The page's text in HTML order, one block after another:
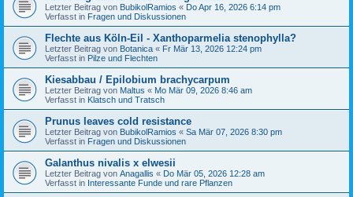
Letzter Beitrag von BubikolRamios « Do Apr 16, 2026 6:14 pm
Verfasst in Fragen und Diskussionen
Flechte aus Köln-Eil - Xanthoparmelia stenophylla?
Letzter Beitrag von Botanica « Fr Mär 13, 2026 12:24 pm
Verfasst in Pilze und Flechten
Kiesabbau / Epilobium brachycarpum
Letzter Beitrag von Maltus « Mo Mär 09, 2026 8:46 am
Verfasst in Klatsch und Tratsch
Prunus leaves cold resistance
Letzter Beitrag von BubikolRamios « Sa Mär 07, 2026 8:30 pm
Verfasst in Fragen und Diskussionen
Galanthus nivalis x elwesii
Letzter Beitrag von Anagallis « Do Mär 05, 2026 12:28 am
Verfasst in Interessante Funde und rare Pflanzen